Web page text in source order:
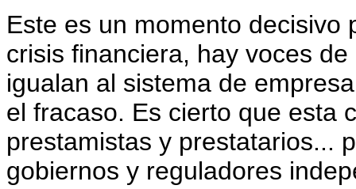
Este es un momento decisivo
crisis financiera, hay voces
igualan al sistema de
el fracaso. Es cierto que esta
prestamistas y prestatarios...
gobiernos y reguladores